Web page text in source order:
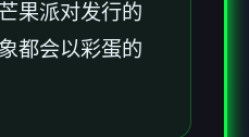
果派对发行的
都会以彩蛋的